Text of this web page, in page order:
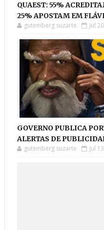
QUAEST: 55%
25% APOSTAM EM
gutemberg suzarte Jul
GOVERNO PUBLICA
ALERTAS DE
gutemberg suzarte Jul